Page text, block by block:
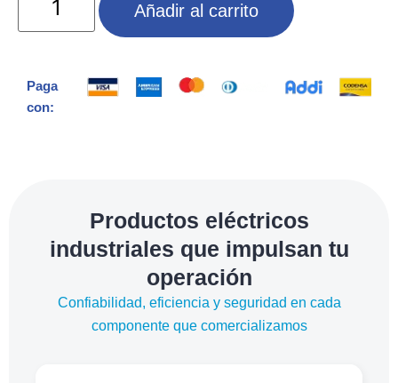
Añadir al carrito
Paga
con:
Productos eléctricos
industriales que impulsan tu
operación
Confiabilidad, eficiencia y seguridad en cada
componente que comercializamos